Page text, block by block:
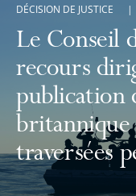
Le Conseil
recours
publication
britannique
traversées
DÉCISION DE JUSTICE